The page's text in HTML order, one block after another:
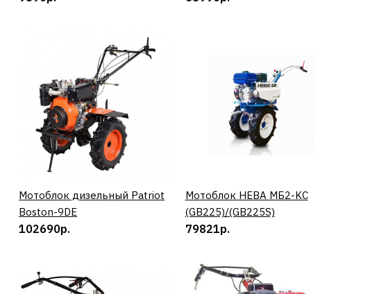
ДОБАВИТЬ В ПОЖЕЛАНИЯ
Культиватор HYUNDAI T
2000-E
37690р.
ДОБАВИТЬ В ПОЖЕЛАНИЯ
КУПИТЬ
Мотоблок дизельный Patriot
Boston-9DE
102690р.
КУПИТЬ
Мотоблок НЕВА МБ2-KC
(GB225)/(GB225S)
79821р.